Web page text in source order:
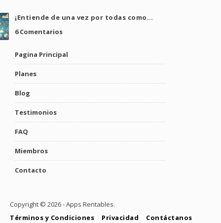
¡Entiende de una vez por todas como…
6 Comentarios
Pagina Principal
Planes
Blog
Testimonios
FAQ
Miembros
Contacto
Copyright © 2026 - Apps Rentables.
Términos y Condiciones
Privacidad Contáctanos